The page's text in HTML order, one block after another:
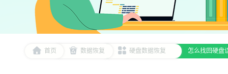
首页 数据恢复 硬盘数据恢复 怎么找回硬盘